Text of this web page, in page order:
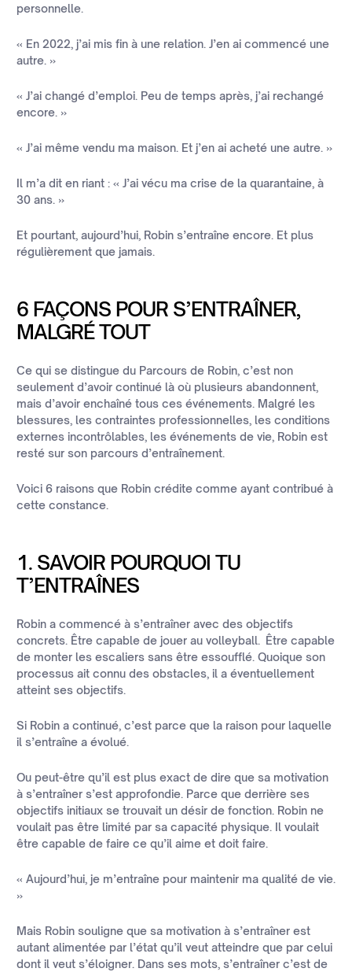
personnelle.
« En 2022, j’ai mis fin à une relation. J’en ai commencé une
autre. »
« J’ai changé d’emploi. Peu de temps après, j’ai rechangé
encore. »
« J’ai même vendu ma maison. Et j’en ai acheté une autre. »
Il m’a dit en riant : « J’ai vécu ma crise de la quarantaine, à
30 ans. »
Et pourtant, aujourd’hui, Robin s’entraîne encore. Et plus
régulièrement que jamais.
6 FAÇONS POUR S’ENTRAÎNER,
MALGRÉ TOUT
Ce qui se distingue du Parcours de Robin, c’est non
seulement d’avoir continué là où plusieurs abandonnent,
mais d’avoir enchaîné tous ces événements. Malgré les
blessures, les contraintes professionnelles, les conditions
externes incontrôlables, les événements de vie, Robin est
resté sur son parcours d’entraînement.
Voici 6 raisons que Robin crédite comme ayant contribué à
cette constance.
1. SAVOIR POURQUOI TU
T’ENTRAÎNES
Robin a commencé à s’entraîner avec des objectifs
concrets. Être capable de jouer au volleyball. Être capable
de monter les escaliers sans être essoufflé. Quoique son
processus ait connu des obstacles, il a éventuellement
atteint ses objectifs.
Si Robin a continué, c’est parce que la raison pour laquelle
il s’entraîne a évolué.
Ou peut-être qu’il est plus exact de dire que sa motivation
à s’entraîner s’est approfondie. Parce que derrière ses
objectifs initiaux se trouvait un désir de fonction. Robin ne
voulait pas être limité par sa capacité physique. Il voulait
être capable de faire ce qu’il aime et doit faire.
« Aujourd’hui, je m’entraîne pour maintenir ma qualité de vie.
»
Mais Robin souligne que sa motivation à s’entraîner est
autant alimentée par l’état qu’il veut atteindre que par celui
dont il veut s’éloigner. Dans ses mots, s’entraîner c’est de